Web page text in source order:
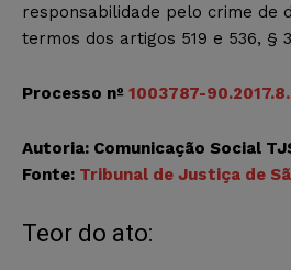
responsabilidade pelo crime de
termos dos artigos 519 e 536, §
Processo nº 1003787-
Autoria: Comunicação Social
Fonte: Tribunal de Justiça de
Teor do ato: